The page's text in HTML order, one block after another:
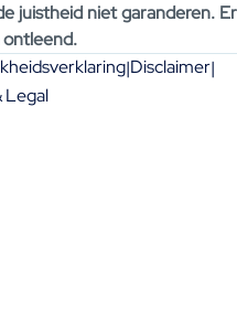
juistheid niet garanderen. Er
ontleend.
|Disclaimer|
Legal